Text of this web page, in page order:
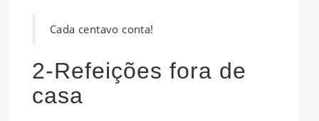
Cada centavo conta!
2-Refeições fora de
casa